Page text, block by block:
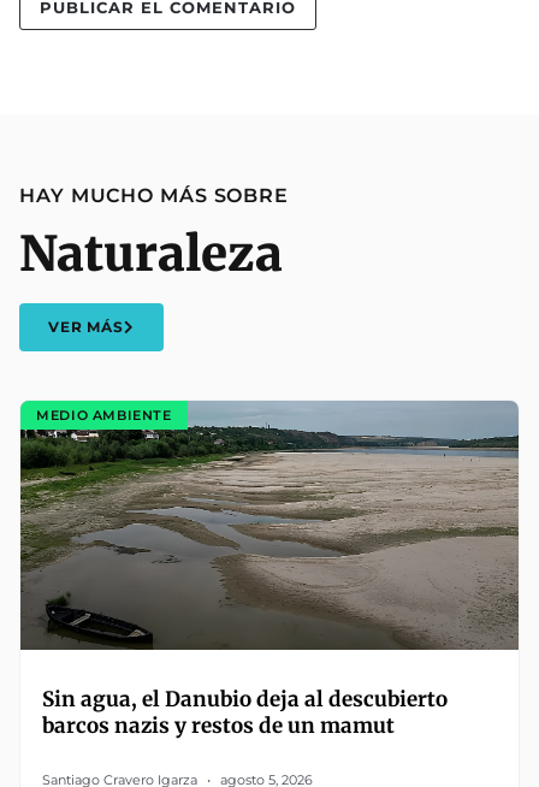
HAY MUCHO MÁS SOBRE
Naturaleza
VER MÁS
MEDIO AMBIENTE
Sin agua, el Danubio deja al descubierto
barcos nazis y restos de un mamut
Santiago Cravero Igarza agosto 5, 2026